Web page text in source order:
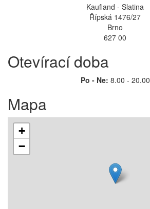
Kaufland - Slatina
Řípská 1476/27
Brno
627 00
Otevírací doba
Po - Ne: 8.00 - 20.00
Mapa
+
−